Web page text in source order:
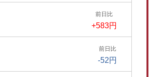
前日比
+583円
前日比
-52円